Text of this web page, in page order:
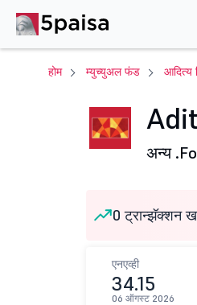
होम म्युच्युअल फंड आदित्य
अन्य .
0 ट्रान्झॅक्शन
एनएव्ही
34.15
06 ऑगस्ट 2026